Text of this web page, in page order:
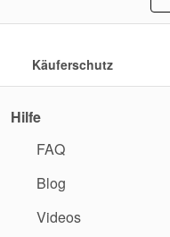
Käuferschutz
Hilfe
FAQ
Blog
Videos